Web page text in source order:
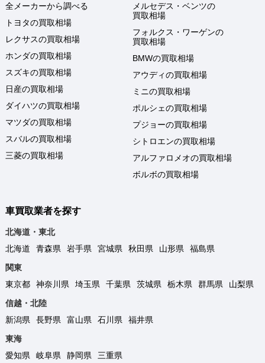
全メーカーから調べる
トヨタの買取相場
レクサスの買取相場
ホンダの買取相場
スズキの買取相場
日産の買取相場
ダイハツの買取相場
マツダの買取相場
スバルの買取相場
三菱の買取相場
メルセデス・ベンツの
買取相場
フォルクス・ワーゲンの
買取相場
BMWの買取相場
アウディの買取相場
ミニの買取相場
ポルシェの買取相場
プジョーの買取相場
シトロエンの買取相場
アルファロメオの買取相場
ボルボの買取相場
車買取業者を探す
北海道・東北
北海道
青森県 岩手県 宮城県 秋田県 山形県
福島県
関東
東京都
神奈川県 埼玉県 千葉県 茨城県 栃木県 群馬県
山梨県
信越・北陸
新潟県
長野県 富山県 石川県
福井県
東海
愛知県
岐阜県 静岡県
三重県